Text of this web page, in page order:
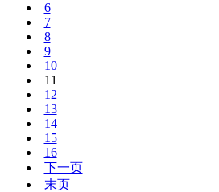
6
7
8
9
10
11
12
13
14
15
16
下一页
末页